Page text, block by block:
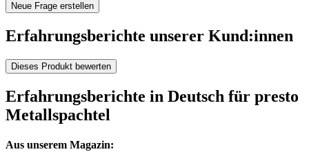
Neue Frage erstellen
Erfahrungsberichte unserer Kund:innen
Dieses Produkt bewerten
Erfahrungsberichte in Deutsch für presto
Metallspachtel
Aus unserem Magazin: